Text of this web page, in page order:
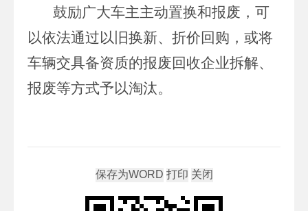
鼓励广大车主主动置换和报废，可
以依法通过以旧换新、折价回购，或将
车辆交具备资质的报废回收企业拆解、
报废等方式予以淘汰。